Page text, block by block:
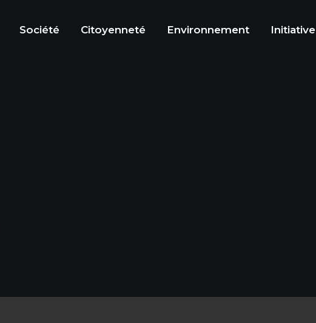
Société Citoyenneté Environnement Initiative